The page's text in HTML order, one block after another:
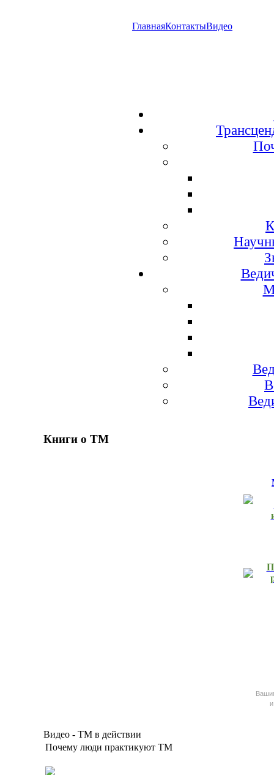
ГлавнаяКонтактыВидео
Книги о ТМ
Видео - ТМ в действии
Почему люди практикуют ТМ